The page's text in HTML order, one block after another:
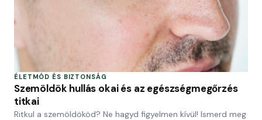
ÉLETMÓD ÉS BIZTONSÁG
Szemöldök hullás okai és az egészségmegőrzés
titkai
Ritkul a szemöldököd? Ne hagyd figyelmen kívül! Ismerd meg